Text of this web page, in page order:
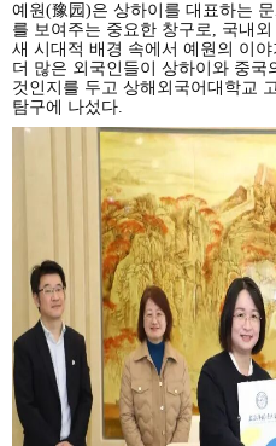
예원(豫园)은 상하이를 대표하는
를 보여주는 중요한 창구로, 국내
새 시대적 배경 속에서 예원의 이
더 많은 외국인들이 상하이와 중
것인지를 두고 상해외국어대학교
탐구에 나섰다.